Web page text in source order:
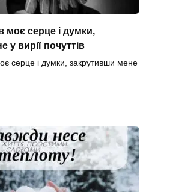
моє серце і думки,
у вирії почуттів
серце і думки, закрутивши мене